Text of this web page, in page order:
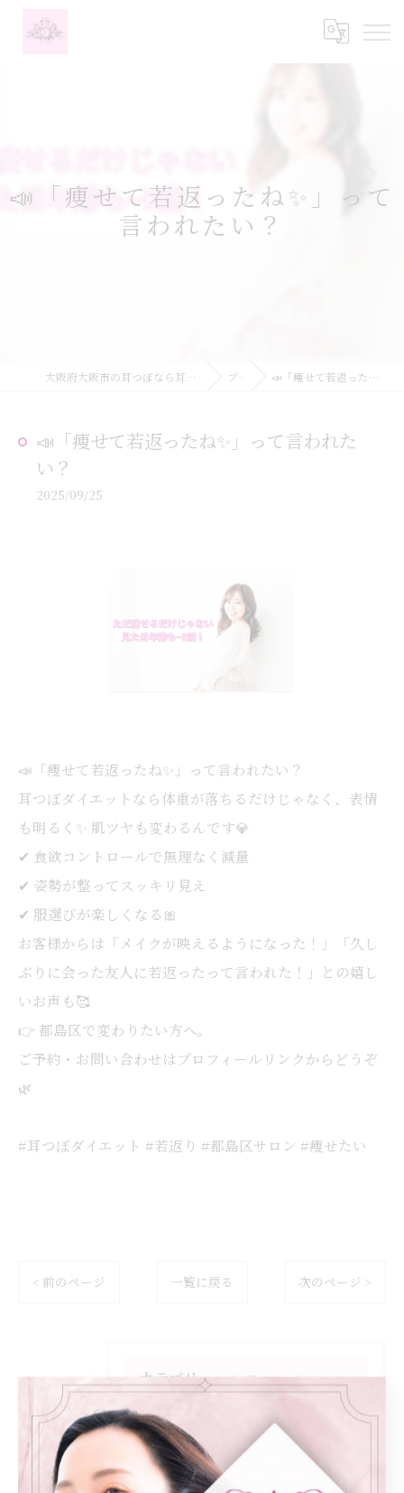
📣「痩せて若返ったね✨」って
言われたい？
大阪府大阪市の耳つぼなら耳つぼダイエットサロンふーみん ブログ 📣「痩せて若返ったね✨」って言われたい？
📣「痩せて若返ったね✨」って言われた
い？
2025/09/25
📣「痩せて若返ったね✨」って言われたい？
耳つぼダイエットなら体重が落ちるだけじゃなく、表情
も明るく✨ 肌ツヤも変わるんです💎
✔︎ 食欲コントロールで無理なく減量
✔︎ 姿勢が整ってスッキリ見え
✔︎ 服選びが楽しくなる🎀
お客様からは「メイクが映えるようになった！」「久し
ぶりに会った友人に若返ったって言われた！」との嬉し
いお声も🥰
👉 都島区で変わりたい方へ。
ご予約・お問い合わせはプロフィールリンクからどうぞ
🌿
#耳つぼダイエット #若返り #都島区サロン #痩せたい
< 前のページ 一覧に戻る 次のページ >
カテゴリー Categories
全てのカテゴリー
ダイエット